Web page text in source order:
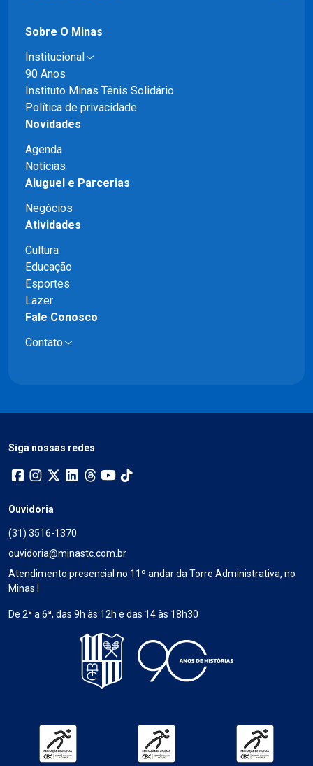
Sobre O Minas
Institucional
90 Anos
Instituto Minas Tênis Solidário
Política de privacidade
Novidades
Agenda
Notícias
Aluguel e Parcerias
Negócios
Atividades
Cultura
Educação
Esportes
Lazer
Fale Conosco
Contato
Siga nossas redes
Ouvidoria
(31) 3516-1370
ouvidoria@minastc.com.br
Atendimento presencial no 11º andar da Torre Administrativa, no
Minas I
De 2ª a 6ª, das 9h às 12h e das 14 às 18h30